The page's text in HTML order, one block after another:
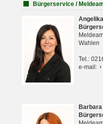
Bürgerservice /
Wahlen
Tel.:
e-mail: